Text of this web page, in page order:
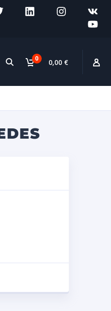
0 0,00 €